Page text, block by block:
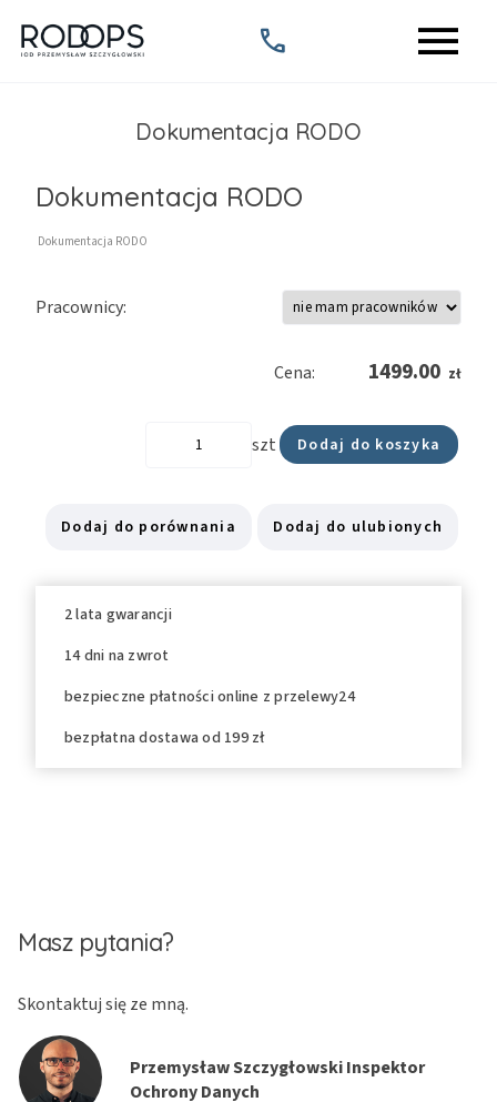
call menu
Dokumentacja RODO
Dokumentacja RODO
Dokumentacja RODO
Pracownicy:
Cena: 1499.00 zł
szt Dodaj do koszyka
Dodaj do porównania Dodaj do ulubionych
2 lata gwarancji
14 dni na zwrot
bezpieczne płatności online z przelewy24
bezpłatna dostawa od 199 zł
Masz pytania?
Skontaktuj się ze mną.
Przemysław Szczygłowski Inspektor
Ochrony Danych